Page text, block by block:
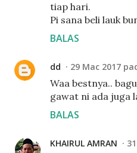
tiap hari.
Pi sana beli lauk
BALAS
dd 29 Mac 2017
Waa bestnya..
gawat ni ada juga
BALAS
KHAIRUL AMRAN